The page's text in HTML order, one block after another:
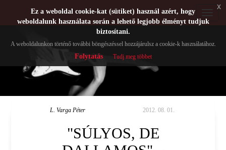
L. Varga Péter 2012. 08. 01.
"SÚLYOS, DE
Ez a weboldal cookie-kat (sütiket) használ azért, hogy
weboldalunk használata során a lehető legjobb élményt tudjuk
biztosítani.
A weboldalunkon történő további böngészéssel hozzájárulsz a cookie-k használatához.
Folytatás Tudj meg többet
x